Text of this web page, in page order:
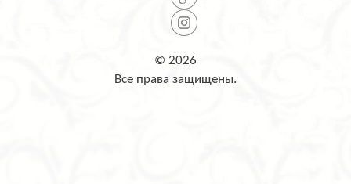
© 2026
Все права защищены.